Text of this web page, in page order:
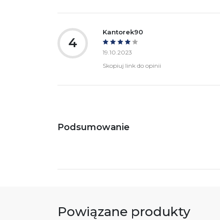
4
Kantorek90
19.10.2023
Skopiuj link do opinii
Podsumowanie
Powiązane produkty